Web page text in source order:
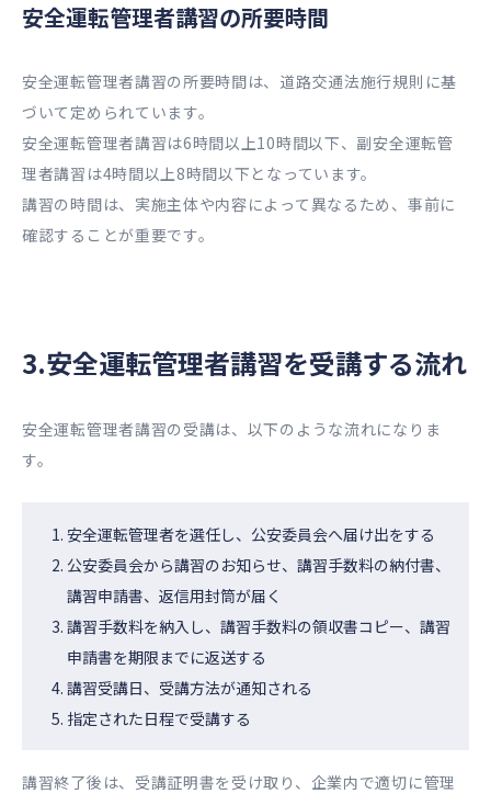
安全運転管理者講習の所要時間
安全運転管理者講習の所要時間は、道路交通法施行規則に基
づいて定められています。
安全運転管理者講習は6時間以上10時間以下、副安全運転管
理者講習は4時間以上8時間以下となっています。
講習の時間は、実施主体や内容によって異なるため、事前に
確認することが重要です。
3.安全運転管理者講習を受講する流れ
安全運転管理者講習の受講は、以下のような流れになりま
す。
安全運転管理者を選任し、公安委員会へ届け出をする
公安委員会から講習のお知らせ、講習手数料の納付書、
講習申請書、返信用封筒が届く
講習手数料を納入し、講習手数料の領収書コピー、講習
申請書を期限までに返送する
講習受講日、受講方法が通知される
指定された日程で受講する
講習終了後は、受講証明書を受け取り、企業内で適切に管理